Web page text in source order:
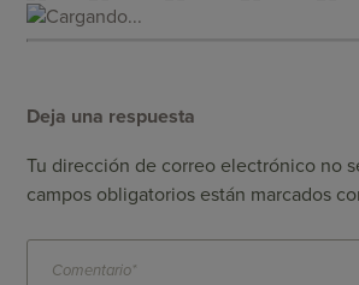
Cargando...
Deja una respuesta
Tu dirección de correo electrónico no
campos obligatorios están marcados